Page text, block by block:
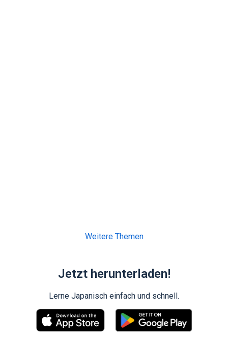
Weitere Themen
Jetzt herunterladen!
Lerne Japanisch einfach und schnell.